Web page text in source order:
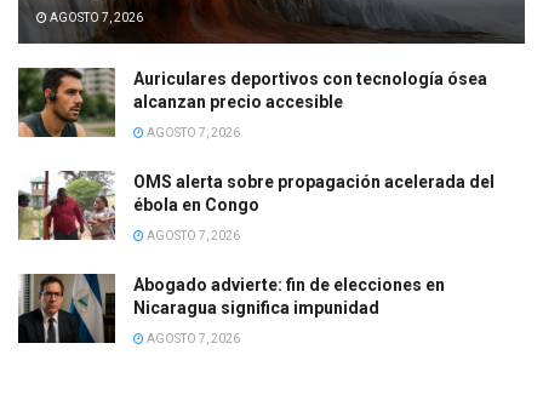
AGOSTO 7, 2026
Auriculares deportivos con tecnología ósea
alcanzan precio accesible
AGOSTO 7, 2026
OMS alerta sobre propagación acelerada del
ébola en Congo
AGOSTO 7, 2026
Abogado advierte: fin de elecciones en
Nicaragua significa impunidad
AGOSTO 7, 2026